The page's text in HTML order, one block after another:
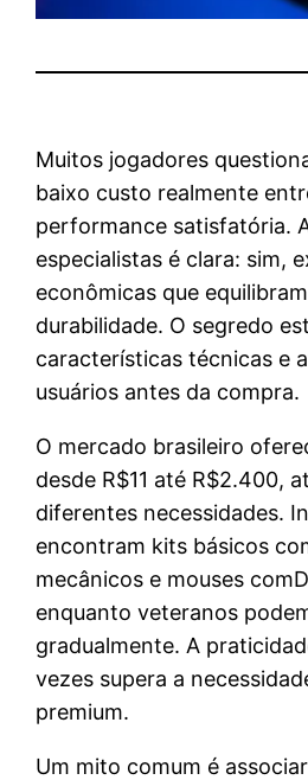
Muitos jogadores
baixo custo realmente
performance satisfatória.
especialistas é clara: sim,
econômicas que
durabilidade. O segredo
características técnicas e
usuários antes da compra.
O mercado brasileiro
desde R$11 até R$2.400,
diferentes necessidades.
encontram kits básicos
mecânicos e mouses
enquanto veteranos
gradualmente. A
vezes supera a
premium.
Um mito comum é